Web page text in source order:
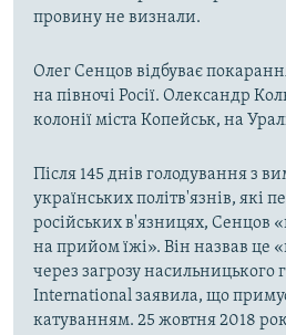
провину не визнали.
Олег Сенцов відбуває
на півночі Росії. Олександр
колонії міста Копейськ, на
Після 145 днів голодування з
українських політв'язнів, які
російських в'язницях, Сенцов
на прийом їжі». Він назвав
через загрозу насильницького
International заявила, що
катуванням. 25 жовтня 2018